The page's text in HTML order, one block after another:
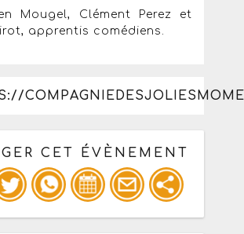
Mougel, Clément Perez et
apprentis comédiens.
CET ÉVÈNEMENT
les infos ci-dessous pour un